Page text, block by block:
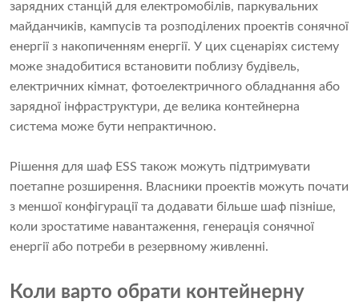
зарядних станцій для електромобілів, паркувальних
майданчиків, кампусів та розподілених проектів сонячної
енергії з накопиченням енергії. У цих сценаріях систему
може знадобитися встановити поблизу будівель,
електричних кімнат, фотоелектричного обладнання або
зарядної інфраструктури, де велика контейнерна
система може бути непрактичною.
Рішення для шаф ESS також можуть підтримувати
поетапне розширення. Власники проектів можуть почати
з меншої конфігурації та додавати більше шаф пізніше,
коли зростатиме навантаження, генерація сонячної
енергії або потреби в резервному живленні.
Коли варто обрати контейнерну